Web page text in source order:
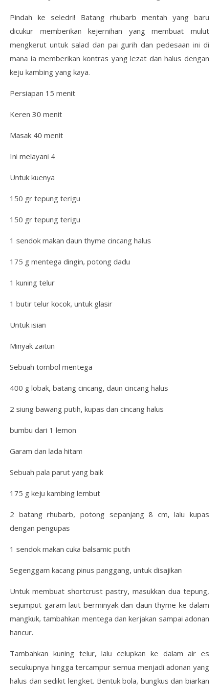
Pindah ke seledri! Batang rhubarb mentah yang baru
dicukur memberikan kejernihan yang membuat mulut
mengkerut untuk salad dan pai gurih dan pedesaan ini di
mana ia memberikan kontras yang lezat dan halus dengan
keju kambing yang kaya.
Persiapan 15 menit
Keren 30 menit
Masak 40 menit
Ini melayani 4
Untuk kuenya
150 gr tepung terigu
150 gr tepung terigu
1 sendok makan daun thyme cincang halus
175 g mentega dingin, potong dadu
1 kuning telur
1 butir telur kocok, untuk glasir
Untuk isian
Minyak zaitun
Sebuah tombol mentega
400 g lobak, batang cincang, daun cincang halus
2 siung bawang putih, kupas dan cincang halus
bumbu dari 1 lemon
Garam dan lada hitam
Sebuah pala parut yang baik
175 g keju kambing lembut
2 batang rhubarb, potong sepanjang 8 cm, lalu kupas
dengan pengupas
1 sendok makan cuka balsamic putih
Segenggam kacang pinus panggang, untuk disajikan
Untuk membuat shortcrust pastry, masukkan dua tepung,
sejumput garam laut berminyak dan daun thyme ke dalam
mangkuk, tambahkan mentega dan kerjakan sampai adonan
hancur.
Tambahkan kuning telur, lalu celupkan ke dalam air es
secukupnya hingga tercampur semua menjadi adonan yang
halus dan sedikit lengket. Bentuk bola, bungkus dan biarkan